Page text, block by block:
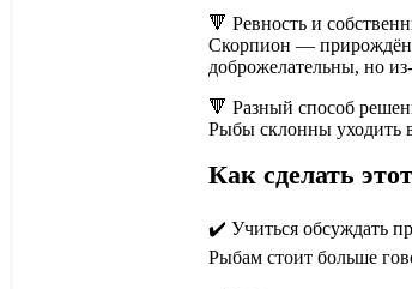
🔻 Ревность и
Скорпион —
доброжелательны, но
🔻 Разный способ
Рыбы склонны уходить
Как сделать
✔️ Учиться обсуждать
Рыбам стоит больше